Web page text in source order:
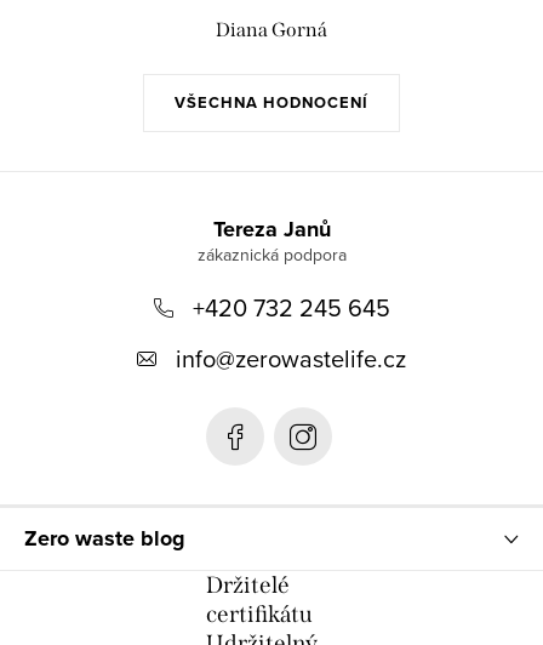
VŠECHNA HODNOCENÍ
Diana Gorná
Tereza Janů
+420 732 245 645
info@zerowastelife.cz
Zero waste blog
Držitelé
certifikátu